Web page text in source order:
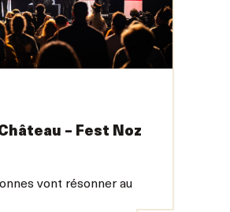
– Fest Noz
vont résonner au